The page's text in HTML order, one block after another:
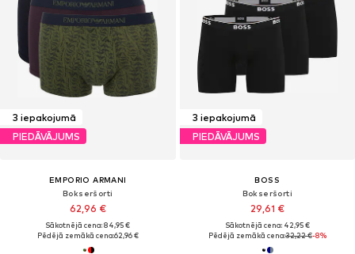
3 iepakojumā
PIEDĀVĀJUMS
EMPORIO ARMANI
Bokseršorti
62,96 €
Sākotnējā cena: 84,95 €
Pēdējā zemākā cena:62,96 €
3 iepakojumā
PIEDĀVĀJUMS
BOSS
Bokseršorti
29,61 €
Sākotnējā cena: 42,95 €
Pēdējā zemākā cena:32,22 €-8%